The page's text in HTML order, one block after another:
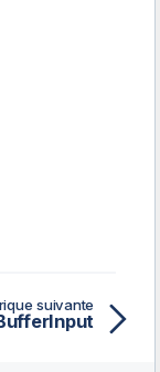
suivante